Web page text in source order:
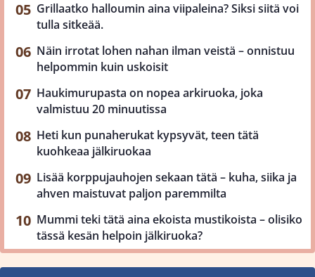
Grillaatko halloumin aina viipaleina? Siksi siitä voi
tulla sitkeää.
Näin irrotat lohen nahan ilman veistä – onnistuu
helpommin kuin uskoisit
Haukimurupasta on nopea arkiruoka, joka
valmistuu 20 minuutissa
Heti kun punaherukat kypsyvät, teen tätä
kuohkeaa jälkiruokaa
Lisää korppujauhojen sekaan tätä – kuha, siika ja
ahven maistuvat paljon paremmilta
Mummi teki tätä aina ekoista mustikoista – olisiko
tässä kesän helpoin jälkiruoka?